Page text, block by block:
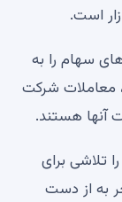
است.
سهام را به
معاملات شرکت
آنها هستند.
تلاشی برای
به از دست